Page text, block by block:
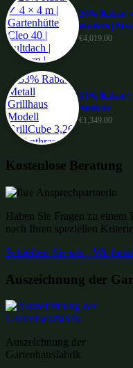
26% Rabatt
modern |
€4,019.00
33% Rabatt
Anthraz
€1,349.00
Kostenlose Beratung
Haben Sie Fragen zu einem
nach Ihren speziellen
Schreiben Sie uns - Wir
Auszeichnung der
Auszeichnung der
Gartenhausfabrik